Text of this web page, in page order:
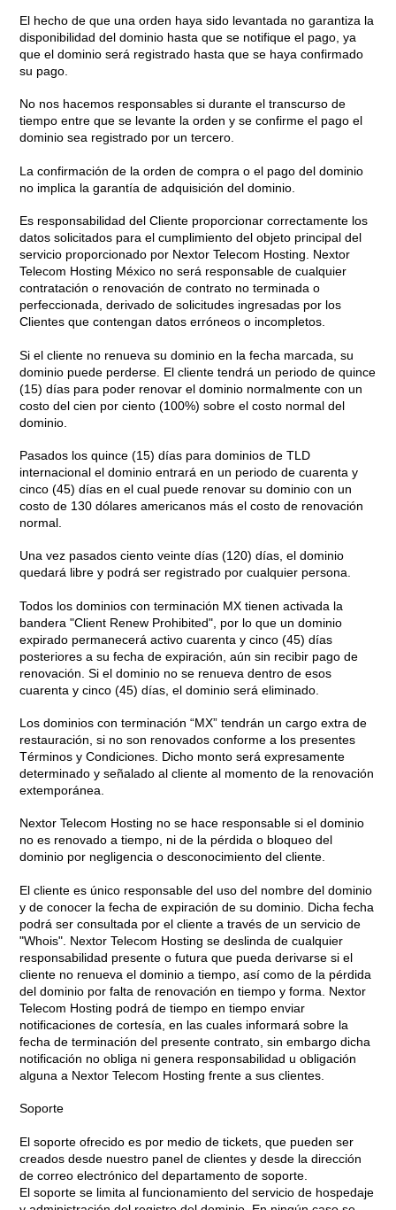
El hecho de que una orden haya sido levantada no garantiza la
disponibilidad del dominio hasta que se notifique el pago, ya
que el dominio será registrado hasta que se haya confirmado
su pago.
No nos hacemos responsables si durante el transcurso de
tiempo entre que se levante la orden y se confirme el pago el
dominio sea registrado por un tercero.
La confirmación de la orden de compra o el pago del dominio
no implica la garantía de adquisición del dominio.
Es responsabilidad del Cliente proporcionar correctamente los
datos solicitados para el cumplimiento del objeto principal del
servicio proporcionado por Nextor Telecom Hosting. Nextor
Telecom Hosting México no será responsable de cualquier
contratación o renovación de contrato no terminada o
perfeccionada, derivado de solicitudes ingresadas por los
Clientes que contengan datos erróneos o incompletos.
Si el cliente no renueva su dominio en la fecha marcada, su
dominio puede perderse. El cliente tendrá un periodo de quince
(15) días para poder renovar el dominio normalmente con un
costo del cien por ciento (100%) sobre el costo normal del
dominio.
Pasados los quince (15) días para dominios de TLD
internacional el dominio entrará en un periodo de cuarenta y
cinco (45) días en el cual puede renovar su dominio con un
costo de 130 dólares americanos más el costo de renovación
normal.
Una vez pasados ciento veinte días (120) días, el dominio
quedará libre y podrá ser registrado por cualquier persona.
Todos los dominios con terminación MX tienen activada la
bandera "Client Renew Prohibited", por lo que un dominio
expirado permanecerá activo cuarenta y cinco (45) días
posteriores a su fecha de expiración, aún sin recibir pago de
renovación. Si el dominio no se renueva dentro de esos
cuarenta y cinco (45) días, el dominio será eliminado.
Los dominios con terminación “MX” tendrán un cargo extra de
restauración, si no son renovados conforme a los presentes
Términos y Condiciones. Dicho monto será expresamente
determinado y señalado al cliente al momento de la renovación
extemporánea.
Nextor Telecom Hosting no se hace responsable si el dominio
no es renovado a tiempo, ni de la pérdida o bloqueo del
dominio por negligencia o desconocimiento del cliente.
El cliente es único responsable del uso del nombre del dominio
y de conocer la fecha de expiración de su dominio. Dicha fecha
podrá ser consultada por el cliente a través de un servicio de
"Whois". Nextor Telecom Hosting se deslinda de cualquier
responsabilidad presente o futura que pueda derivarse si el
cliente no renueva el dominio a tiempo, así como de la pérdida
del dominio por falta de renovación en tiempo y forma. Nextor
Telecom Hosting podrá de tiempo en tiempo enviar
notificaciones de cortesía, en las cuales informará sobre la
fecha de terminación del presente contrato, sin embargo dicha
notificación no obliga ni genera responsabilidad u obligación
alguna a Nextor Telecom Hosting frente a sus clientes.
Soporte
El soporte ofrecido es por medio de tickets, que pueden ser
creados desde nuestro panel de clientes y desde la dirección
de correo electrónico del departamento de soporte.
El soporte se limita al funcionamiento del servicio de hospedaje